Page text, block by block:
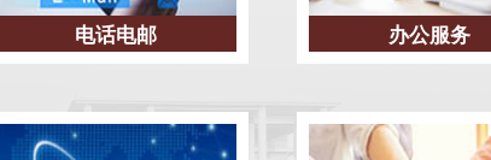
电话电邮 办公服务